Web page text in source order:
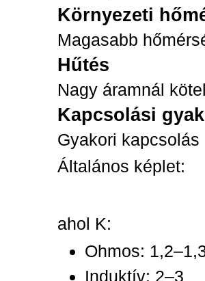
Környezeti
Magasabb
Hűtés
Nagy áramnál
Kapcsolási
Gyakori
Általános képlet:
ahol K:
Ohmos:
Induktív: 2–3